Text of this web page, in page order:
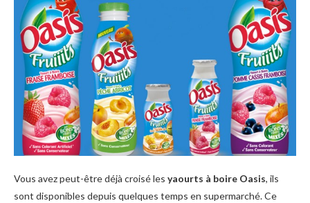
Vous avez peut-être déjà croisé les yaourts à boire Oasis, ils
sont disponibles depuis quelques temps en supermarché. Ce